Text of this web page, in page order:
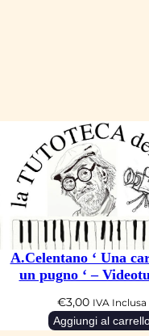
A.Celentano ‘ Una
un pugno ‘ –
€3,00 IVA Inclusa
Aggiungi al